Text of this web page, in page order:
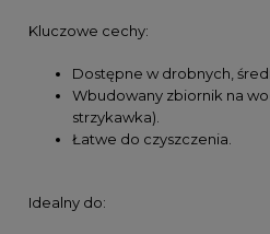
Kluczowe cechy:
Dostępne w drobnych,
Wbudowany zbiornik na
strzykawka).
Łatwe do czyszczenia.
Idealny do: